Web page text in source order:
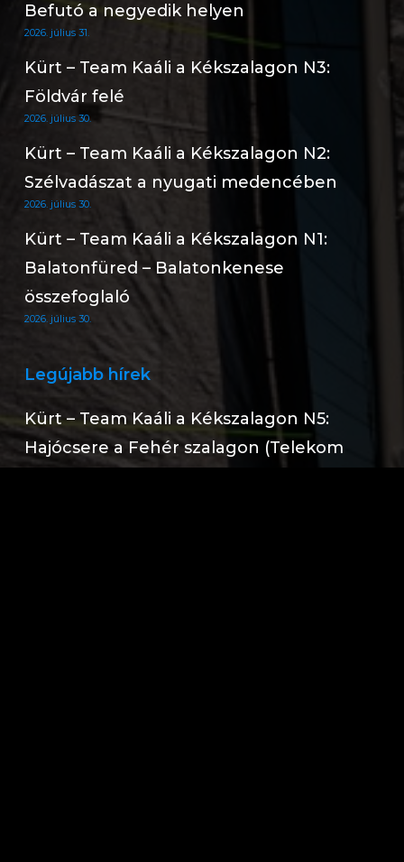
Befutó a negyedik helyen
2026. július 31.
Kürt – Team Kaáli a Kékszalagon N3:
Földvár felé
2026. július 30.
Kürt – Team Kaáli a Kékszalagon N2:
Szélvadászat a nyugati medencében
2026. július 30.
Kürt – Team Kaáli a Kékszalagon N1:
Balatonfüred – Balatonkenese
összefoglaló
2026. július 30.
Legújabb hírek
Kürt – Team Kaáli a Kékszalagon N5:
Hajócsere a Fehér szalagon (Telekom